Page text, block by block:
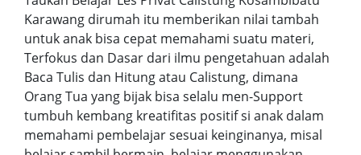
Karawang dirumah itu memberikan nilai tambah
untuk anak bisa cepat memahami suatu materi,
Terfokus dan Dasar dari ilmu pengetahuan adalah
Baca Tulis dan Hitung atau Calistung, dimana
Orang Tua yang bijak bisa selalu men-Support
tumbuh kembang kreatifitas positif si anak dalam
memahami pembelajar sesuai keinginanya, misal